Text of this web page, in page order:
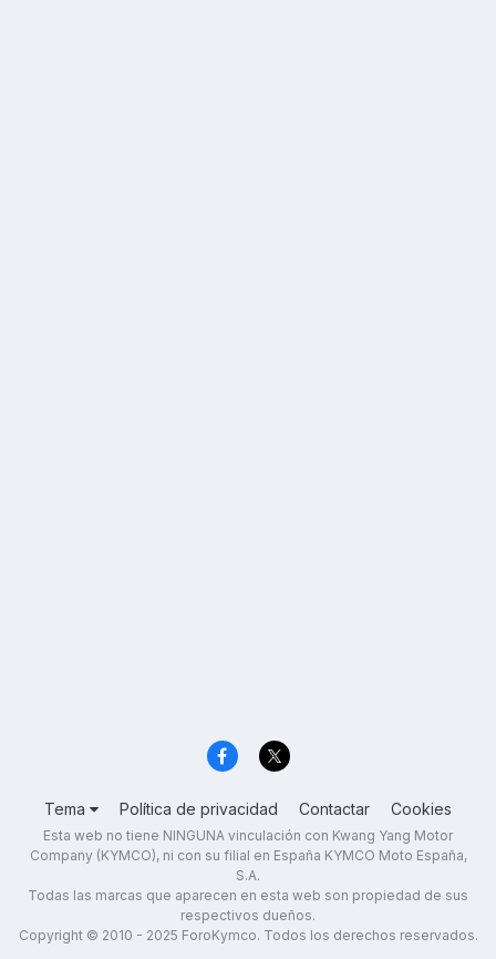
Tema Política de privacidad Contactar Cookies
Esta web no tiene NINGUNA vinculación con Kwang Yang Motor
Company (KYMCO), ni con su filial en España KYMCO Moto España,
S.A.
Todas las marcas que aparecen en esta web son propiedad de sus
respectivos dueños.
Copyright © 2010 - 2025 ForoKymco. Todos los derechos reservados.